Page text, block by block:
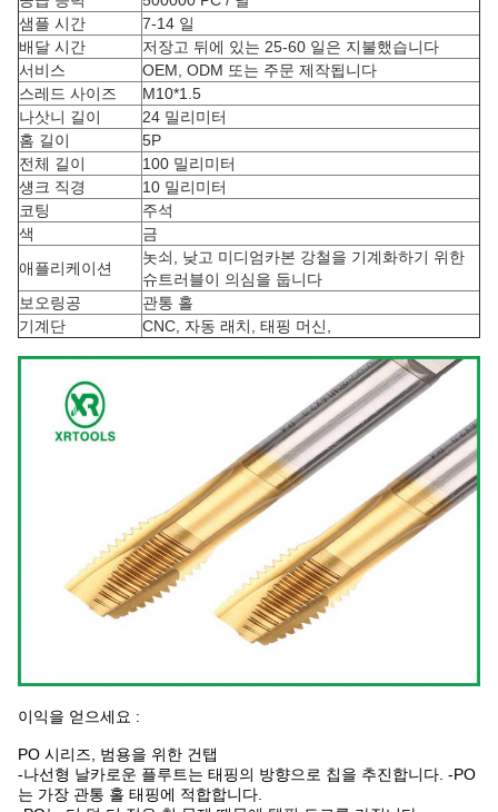
샘플 시간
7-14 일
배달 시간
저장고 뒤에 있는 25-60 일은 지불했습니다
서비스
OEM, ODM 또는 주문 제작됩니다
스레드 사이즈
M10*1.5
나삿니 길이
24 밀리미터
홈 길이
5P
전체 길이
100 밀리미터
섕크 직경
10 밀리미터
코팅
주석
색
금
애플리케이션
놋쇠, 낮고 미디엄카본 강철을 기계화하기 위한
슈트러블이 의심을 둡니다
보오링공
관통 홀
기계단
CNC, 자동 래치, 태핑 머신,
이익을 얻으세요 :
PO 시리즈, 범용을 위한 건탭
-나선형 날카로운 플루트는 태핑의 방향으로 칩을 추진합니다. -PO
는 가장 관통 홀 태핑에 적합합니다.